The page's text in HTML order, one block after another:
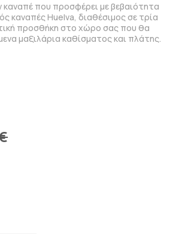
που προσφέρει με βεβαιότητα
καναπές Huelva, διαθέσιμος σε τρία
προσθήκη στο χώρο σας που θα
μαξιλάρια καθίσματος και πλάτης.